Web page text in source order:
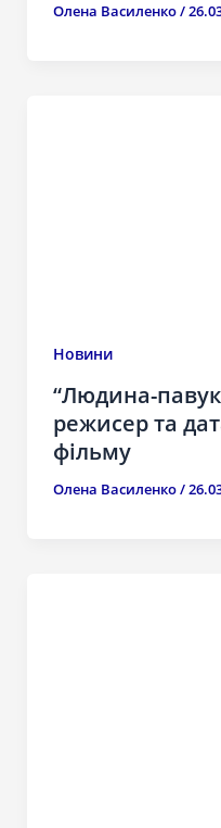
Олена Василенко/
Новини
“Людина-
режисер та
фільму
Олена Василенко/